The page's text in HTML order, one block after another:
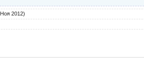
2012)